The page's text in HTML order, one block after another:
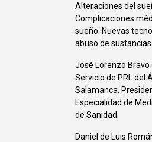
Alteraciones del
Complicaciones
sueño. Nuevas
abuso de
José Lorenzo Bravo
Servicio de PRL del
Salamanca.
Especialidad de
de Sanidad.
Daniel de Luis